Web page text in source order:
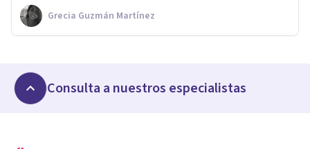
Grecia Guzmán Martínez
Consulta a nuestros especialistas